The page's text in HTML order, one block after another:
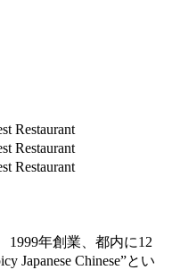
1999年創業、都内に12
Japanese Chinese”とい